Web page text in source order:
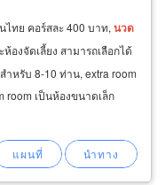
ไทย คอร์สละ 400 บาท, นวด
องจัดเลี้ยง สามารถเลือกได้
หรับ 8-10 ท่าน, extra room
room เป็นห้องขนาดเล็ก